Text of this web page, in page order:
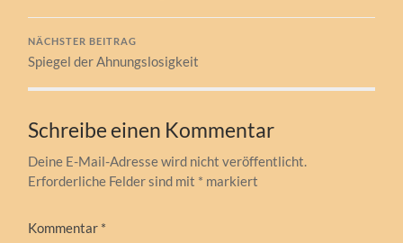
NÄCHSTER BEITRAG
Spiegel der Ahnungslosigkeit
Schreibe einen Kommentar
Deine E-Mail-Adresse wird nicht veröffentlicht.
Erforderliche Felder sind mit * markiert
Kommentar *